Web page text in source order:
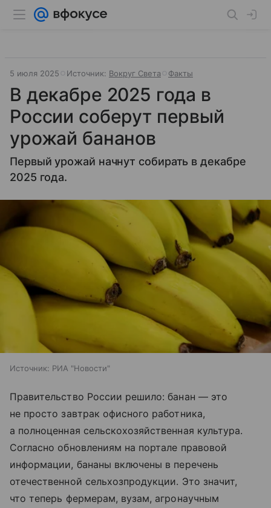
5 июля 2025 Источник: Вокруг Света Факты
В декабре 2025 года в
России соберут первый
урожай бананов
Первый урожай начнут собирать в декабре
2025 года.
Источник: РИА "Новости"
Правительство России решило: банан — это
не просто завтрак офисного работника,
а полноценная сельскохозяйственная культура.
Согласно обновлениям на портале правовой
информации, бананы включены в перечень
отечественной сельхозпродукции. Это значит,
что теперь фермерам, вузам, агронаучным